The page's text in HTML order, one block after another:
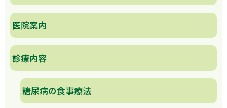
医院案内
診療内容
糖尿病の食事療法